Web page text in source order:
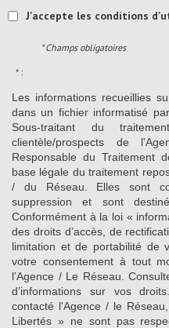
J'accepte les conditions
* Champs obligatoires
* :
Les informations recueillies
dans un fichier informatisé
Sous-traitant du
clientèle/prospects de
Responsable du Traitement
base légale du traitement
/ du Réseau. Elles sont
suppression et sont
Conformément à la loi «
des droits d’accès, de
limitation et de portabilité de
votre consentement à tout
l’Agence / Le Réseau.
d’informations sur vos
contacté l'Agence / le
Libertés » ne sont pas